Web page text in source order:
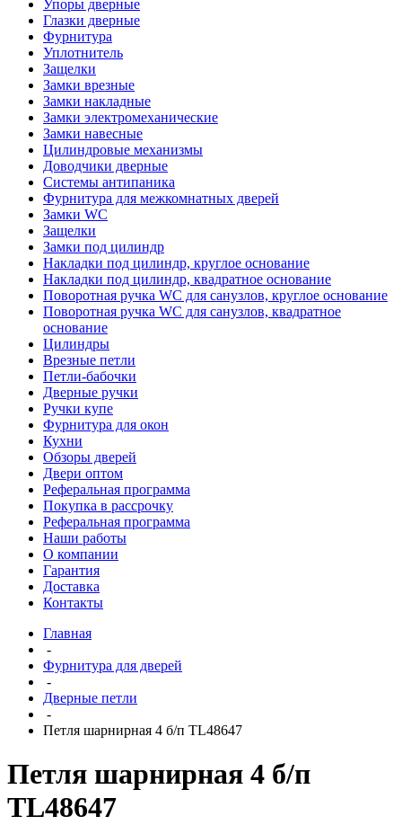
Упоры дверные
Глазки дверные
Фурнитура
Уплотнитель
Защелки
Замки врезные
Замки накладные
Замки электромеханические
Замки навесные
Цилиндровые механизмы
Доводчики дверные
Системы антипаника
Фурнитура для межкомнатных дверей
Замки WC
Защелки
Замки под цилиндр
Накладки под цилиндр, круглое основание
Накладки под цилиндр, квадратное основание
Поворотная ручка WC для санузлов, круглое основание
Поворотная ручка WC для санузлов, квадратное
основание
Цилиндры
Врезные петли
Петли-бабочки
Дверные ручки
Ручки купе
Фурнитура для окон
Кухни
Обзоры дверей
Двери оптом
Реферальная программа
Покупка в рассрочку
Реферальная программа
Наши работы
О компании
Гарантия
Доставка
Контакты
Главная
-
Фурнитура для дверей
-
Дверные петли
-
Петля шарнирная 4 б/п TL48647
Петля шарнирная 4 б/п
TL48647